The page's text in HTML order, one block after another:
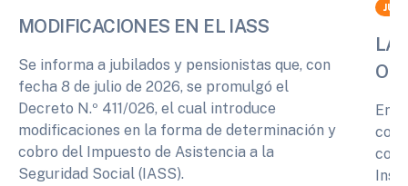
MODIFICACIONES EN EL IASS
Se informa a jubilados y pensionistas que, con
fecha 8 de julio de 2026, se promulgó el
Decreto N.º 411/026, el cual introduce
modificaciones en la forma de determinación y
cobro del Impuesto de Asistencia a la
Seguridad Social (IASS).
LA
En